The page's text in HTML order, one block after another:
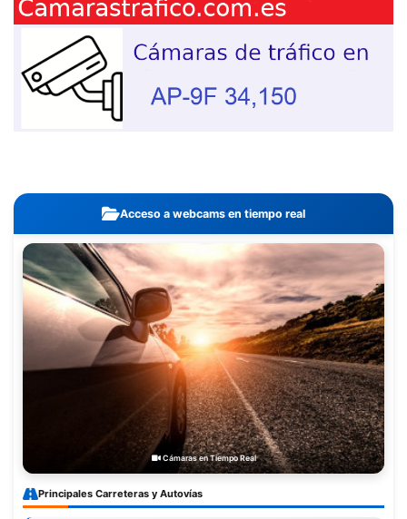
Acceso a webcams en tiempo real
Cámaras en Tiempo Real
Principales Carreteras y Autovías